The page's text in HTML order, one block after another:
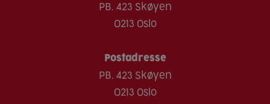
PB. 423 Skøyen
0213 Oslo
Postadresse
PB. 423 Skøyen
0213 Oslo